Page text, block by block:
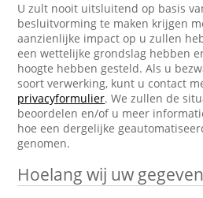
U zult nooit uitsluitend op basis
besluitvorming te maken krijgen
aanzienlijke impact op u zullen
een wettelijke grondslag hebben
hoogte hebben gesteld. Als u
soort verwerking, kunt u contact
privacyformulier. We zullen de
beoordelen en/of u meer
hoe een dergelijke
genomen.
Hoelang wij uw